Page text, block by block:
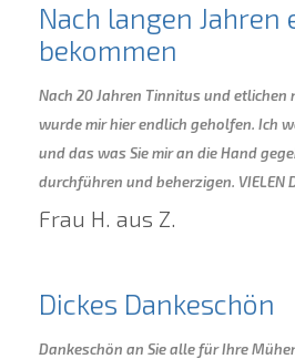
Nach langen Jahren
bekommen
Nach 20 Jahren Tinnitus und etlichen
wurde mir hier endlich geholfen. Ich
und das was Sie mir an die Hand
durchführen und beherzigen. VIELEN
Frau H. aus Z.
Dickes Dankeschön
Dankeschön an Sie alle für Ihre